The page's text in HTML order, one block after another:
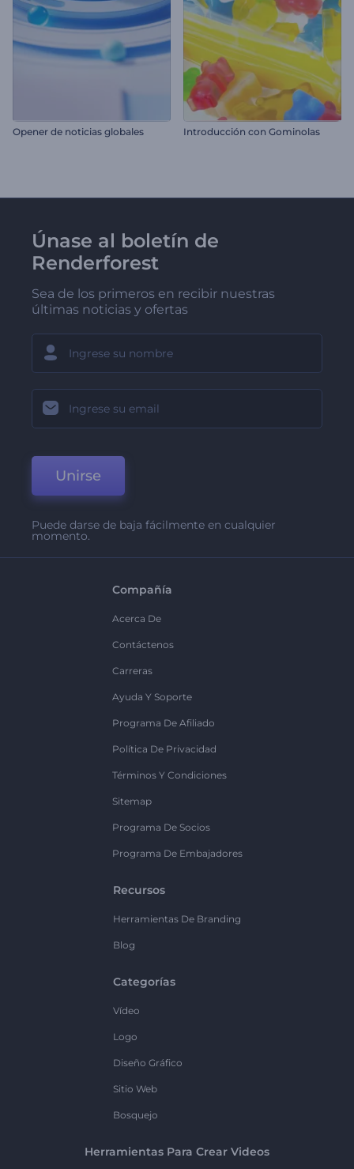
Opener de noticias globales Introducción con Gominolas
Únase al boletín de
Renderforest
Sea de los primeros en recibir nuestras
últimas noticias y ofertas
Unirse
Puede darse de baja fácilmente en cualquier
momento.
Compañía
Acerca De
Contáctenos
Carreras
Ayuda Y Soporte
Programa De Afiliado
Política De Privacidad
Términos Y Condiciones
Sitemap
Programa De Socios
Programa De Embajadores
Recursos
Herramientas De Branding
Blog
Categorías
Vídeo
Logo
Diseño Gráfico
Sitio Web
Bosquejo
Herramientas Para Crear Videos